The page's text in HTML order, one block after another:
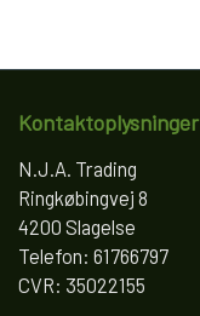
Kontaktoplysninger
N.J.A. Trading
Ringkøbingvej 8
4200 Slagelse
Telefon: 61766797
CVR: 35022155